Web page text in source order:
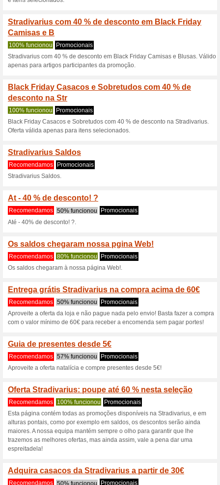
Descontos e
Saldos At - 50 % de
Recomendamos
75%
Saldos Até - 50% de
Adquira um cartão
100% funcionou
Quer oferecer um presente a
a solução perfeita para si!
partir de 25€. Assim a
Registe-se na
promoções
100% funcionou
Fazer o registro é muito fácil
endereço eletrónico e